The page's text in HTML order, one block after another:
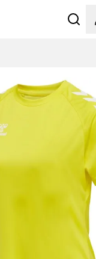
Åbner